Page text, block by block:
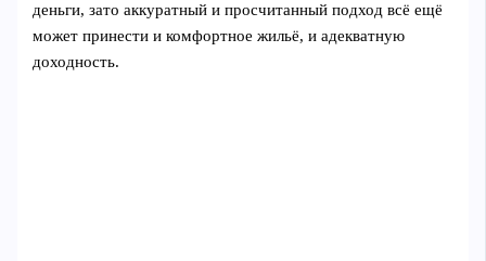
деньги, зато аккуратный и просчитанный подход всё ещё
может принести и комфортное жильё, и адекватную
доходность.